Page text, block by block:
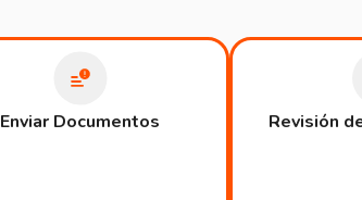
Enviar Documentos Revisión